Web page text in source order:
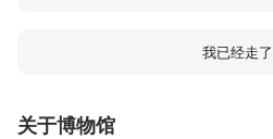
关于博物馆
我已经走了